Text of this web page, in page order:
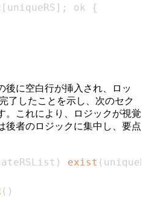
[ uniqueRS ] ; ok
{
後に空白行が挿入され、ロッ
了したことを示し、次のセク
。これにより、ロジックが視覚
後者のロジックに集中し、要点
) exist (
( )